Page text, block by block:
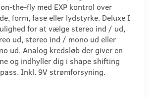
the-fly med EXP kontrol over
form, fase eller lydstyrke. Deluxe I
for at vælge stereo ind / ud,
ud, stereo ind / mono ud eller
ud. Analog kredsløb der giver en
og indhyller dig i shape shifting
Inkl. 9V strømforsyning.